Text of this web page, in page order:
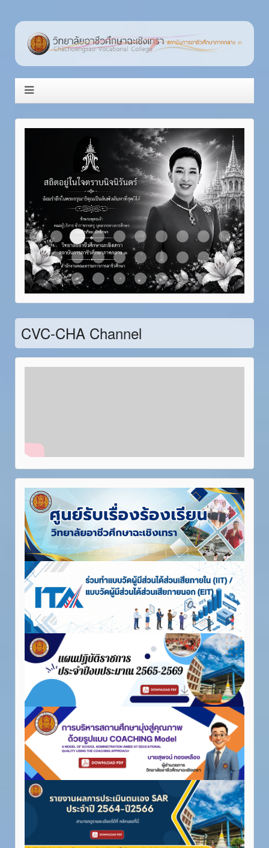
Item 1 Item 2Item 3
Item 4 Item 5 Item 6 Item 7 Item 8Item 9Item 10
Item 11Item 12Item 13Item 14Item 15Item 16 Item 17Item 18Item 19Item 20
Item 21Item 22Item 23Item 24Item 25Item 26Item 27Item 28
CVC-CHA Channel